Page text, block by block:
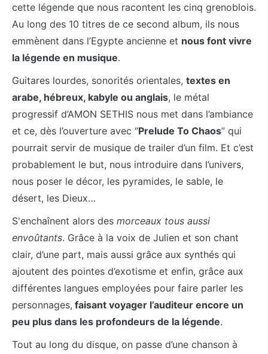
cette légende que nous racontent les cinq grenoblois.
Au long des 10 titres de ce second album, ils nous
emmènent dans l’Egypte ancienne et nous font vivre
la légende en musique.
Guitares lourdes, sonorités orientales, textes en
arabe, hébreux, kabyle ou anglais, le métal
progressif d’AMON SETHIS nous met dans l’ambiance
et ce, dès l’ouverture avec “Prelude To Chaos” qui
pourrait servir de musique de trailer d’un film. Et c’est
probablement le but, nous introduire dans l’univers,
nous poser le décor, les pyramides, le sable, le
désert, les Dieux…
S'enchaînent alors des morceaux tous aussi
envoûtants. Grâce à la voix de Julien et son chant
clair, d’une part, mais aussi grâce aux synthés qui
ajoutent des pointes d’exotisme et enfin, grâce aux
différentes langues employées pour faire parler les
personnages, faisant voyager l’auditeur encore un
peu plus dans les profondeurs de la légende.
Tout au long du disque, on passe d’une chanson à